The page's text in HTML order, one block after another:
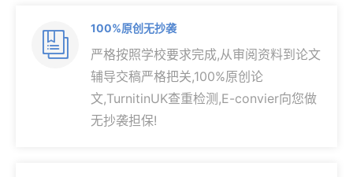

100%原创无抄袭
严格按照学校要求完成,从审阅资料到论文
辅导交稿严格把关,100%原创论
文,TurnitinUK查重检测,E-convier向您做
无抄袭担保!